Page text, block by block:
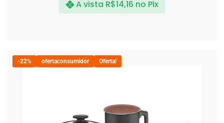
A vista R$14,16 no Pix
-22% ofertaconsumidor Oferta!